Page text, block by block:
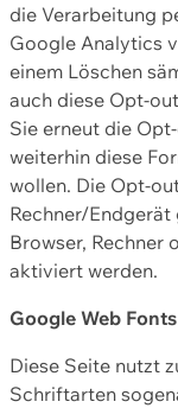
die Verarbeitung
Google Analytics
einem Löschen
auch diese Opt-
Sie erneut die
weiterhin diese
wollen. Die Opt-
Rechner/
Browser, Rechner
aktiviert werden.
Google Web Fonts
Diese Seite nutzt
Schriftarten